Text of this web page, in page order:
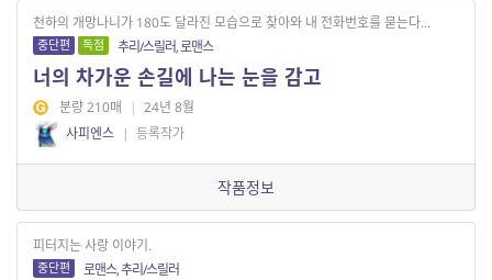
천하의 개망나니가 180도 달라진 모습으로 찾아와 내 전화번호를 묻는다...
중단편 독점 추리/스릴러, 로맨스
너의 차가운 손길에 나는 눈을 감고
분량 210매 | 24년 8월
사피엔스 | 등록작가
작품정보
피터지는 사랑 이야기.
중단편 로맨스, 추리/스릴러